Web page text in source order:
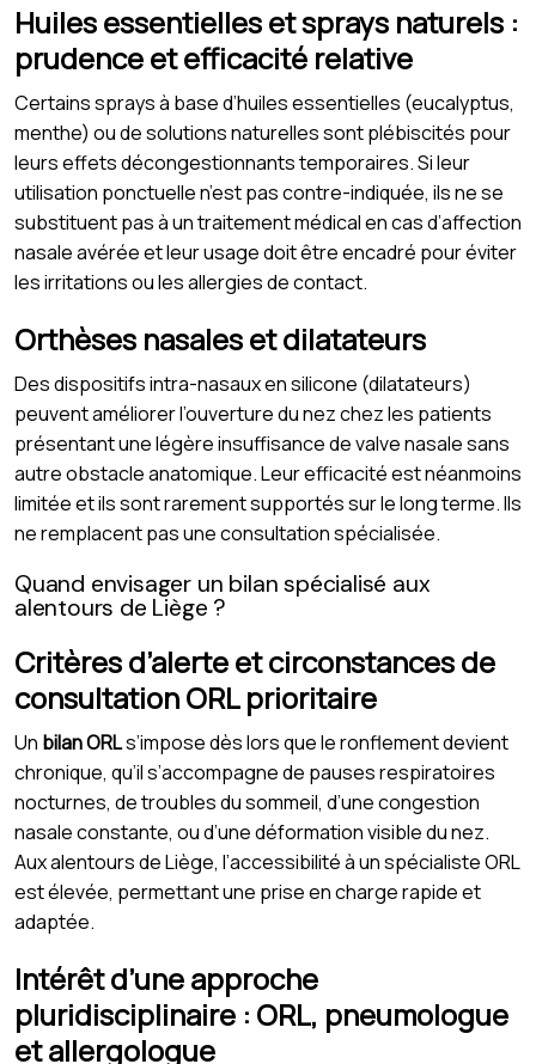
Huiles essentielles et sprays naturels :
prudence et efficacité relative
Certains sprays à base d’huiles essentielles (eucalyptus,
menthe) ou de solutions naturelles sont plébiscités pour
leurs effets décongestionnants temporaires. Si leur
utilisation ponctuelle n’est pas contre-indiquée, ils ne se
substituent pas à un traitement médical en cas d’affection
nasale avérée et leur usage doit être encadré pour éviter
les irritations ou les allergies de contact.
Orthèses nasales et dilatateurs
Des dispositifs intra-nasaux en silicone (dilatateurs)
peuvent améliorer l’ouverture du nez chez les patients
présentant une légère insuffisance de valve nasale sans
autre obstacle anatomique. Leur efficacité est néanmoins
limitée et ils sont rarement supportés sur le long terme. Ils
ne remplacent pas une consultation spécialisée.
Quand envisager un bilan spécialisé aux
alentours de Liège ?
Critères d’alerte et circonstances de
consultation ORL prioritaire
Un bilan ORLs’impose dès lors que le ronflement devient
chronique, qu’il s’accompagne de pauses respiratoires
nocturnes, de troubles du sommeil, d’une congestion
nasale constante, ou d’une déformation visible du nez.
Aux alentours de Liège, l’accessibilité à un spécialiste ORL
est élevée, permettant une prise en charge rapide et
adaptée.
Intérêt d’une approche
pluridisciplinaire : ORL, pneumologue
et allergologue